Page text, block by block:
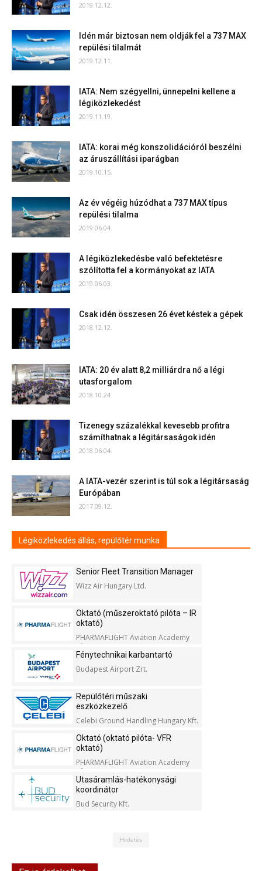
2019.12.12.
Idén már biztosan nem oldják fel a 737 MAX
repülési tilalmát
2019.12.11.
IATA: Nem szégyellni, ünnepelni kellene a
légiközlekedést
2019.11.19.
IATA: korai még konszolidációról beszélni
az áruszállítási iparágban
2019.10.15.
Az év végéig húzódhat a 737 MAX típus
repülési tilalma
2019.06.04.
A légiközlekedésbe való befektetésre
szólította fel a kormányokat az IATA
2019.06.03.
Csak idén összesen 26 évet késtek a gépek
2018.12.12.
IATA: 20 év alatt 8,2 milliárdra nő a légi
utasforgalom
2018.10.24.
Tizenegy százalékkal kevesebb profitra
számíthatnak a légitársaságok idén
2018.06.04.
A IATA-vezér szerint is túl sok a légitársaság
Európában
2017.09.12.
Légiközlekedés állás, repülőtér munka
Senior Fleet Transition Manager
Wizz Air Hungary Ltd.
Oktató (műszeroktató pilóta – IR
oktató)
PHARMAFLIGHT Aviation Academy
Kft.
Fénytechnikai karbantartó
Budapest Airport Zrt.
Repülőtéri műszaki
eszközkezelő
Celebi Ground Handling Hungary Kft.
Oktató (oktató pilóta- VFR
oktató)
PHARMAFLIGHT Aviation Academy
Kft.
Utasáramlás-hatékonysági
koordinátor
Bud Security Kft.
Hirdetés